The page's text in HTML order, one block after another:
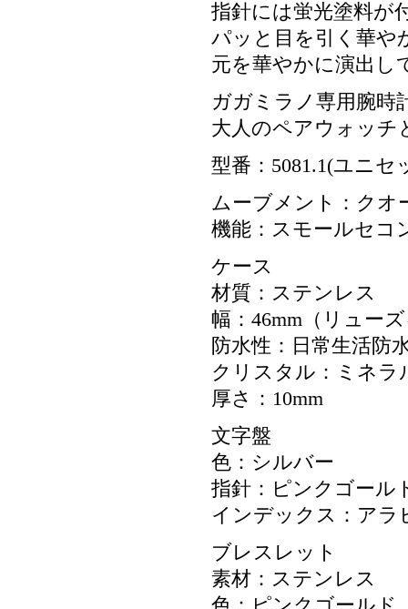
指針には蛍光塗料が
パッと目を引く華や
元を華やかに演出し
ガガミラノ専用腕時
大人のペアウォッチ
型番：5081.1(ユニセ
ムーブメント：クオ
機能：スモールセコ
ケース
材質：ステンレス
幅：46mm（リュー
防水性：日常生活防
クリスタル：ミネラ
厚さ：10mm
文字盤
色：シルバー
指針：ピンクゴール
インデックス：アラ
ブレスレット
素材：ステンレス